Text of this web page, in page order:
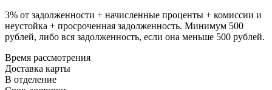
3% от задолженности + начисленные проценты + комиссии и
неустойка + просроченная задолженность. Минимум 500
рублей, либо вся задолженность, если она меньше 500 рублей.
Время рассмотрения
Доставка карты
В отделение